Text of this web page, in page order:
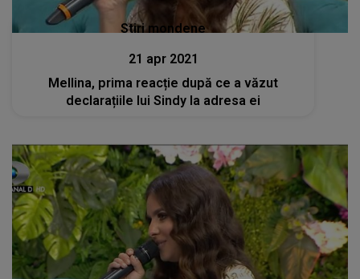
Stiri mondene
21 apr 2021
Mellina, prima reacție după ce a văzut
declarațiile lui Sindy la adresa ei